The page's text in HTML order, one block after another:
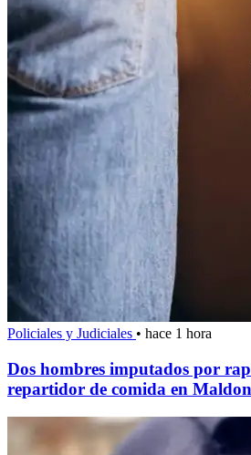
Policiales y Judiciales • hace 1 hora
Dos hombres imputados por
repartidor de comida en